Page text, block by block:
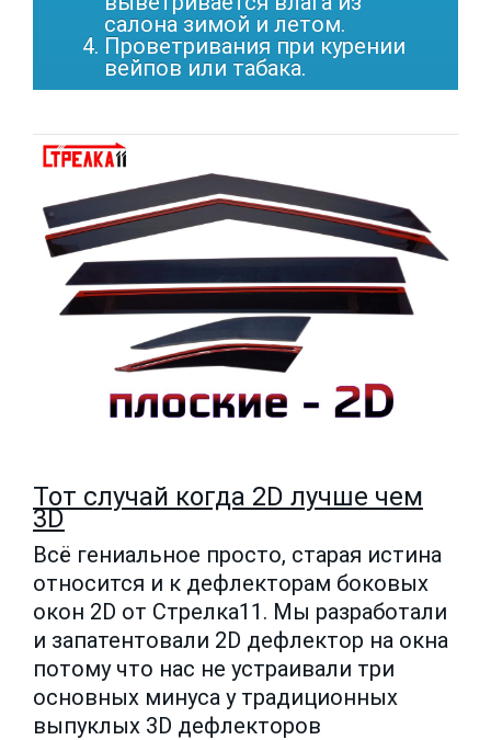
салона зимой и летом.
Проветривания при курении
вейпов или табака.
Тот случай когда 2D лучше чем
3D
Всё гениальное просто, старая истина
относится и к дефлекторам боковых
окон 2D от Стрелка11. Мы разработали
и запатентовали 2D дефлектор на окна
потому что нас не устраивали три
основных минуса у традиционных
выпуклых 3D дефлекторов